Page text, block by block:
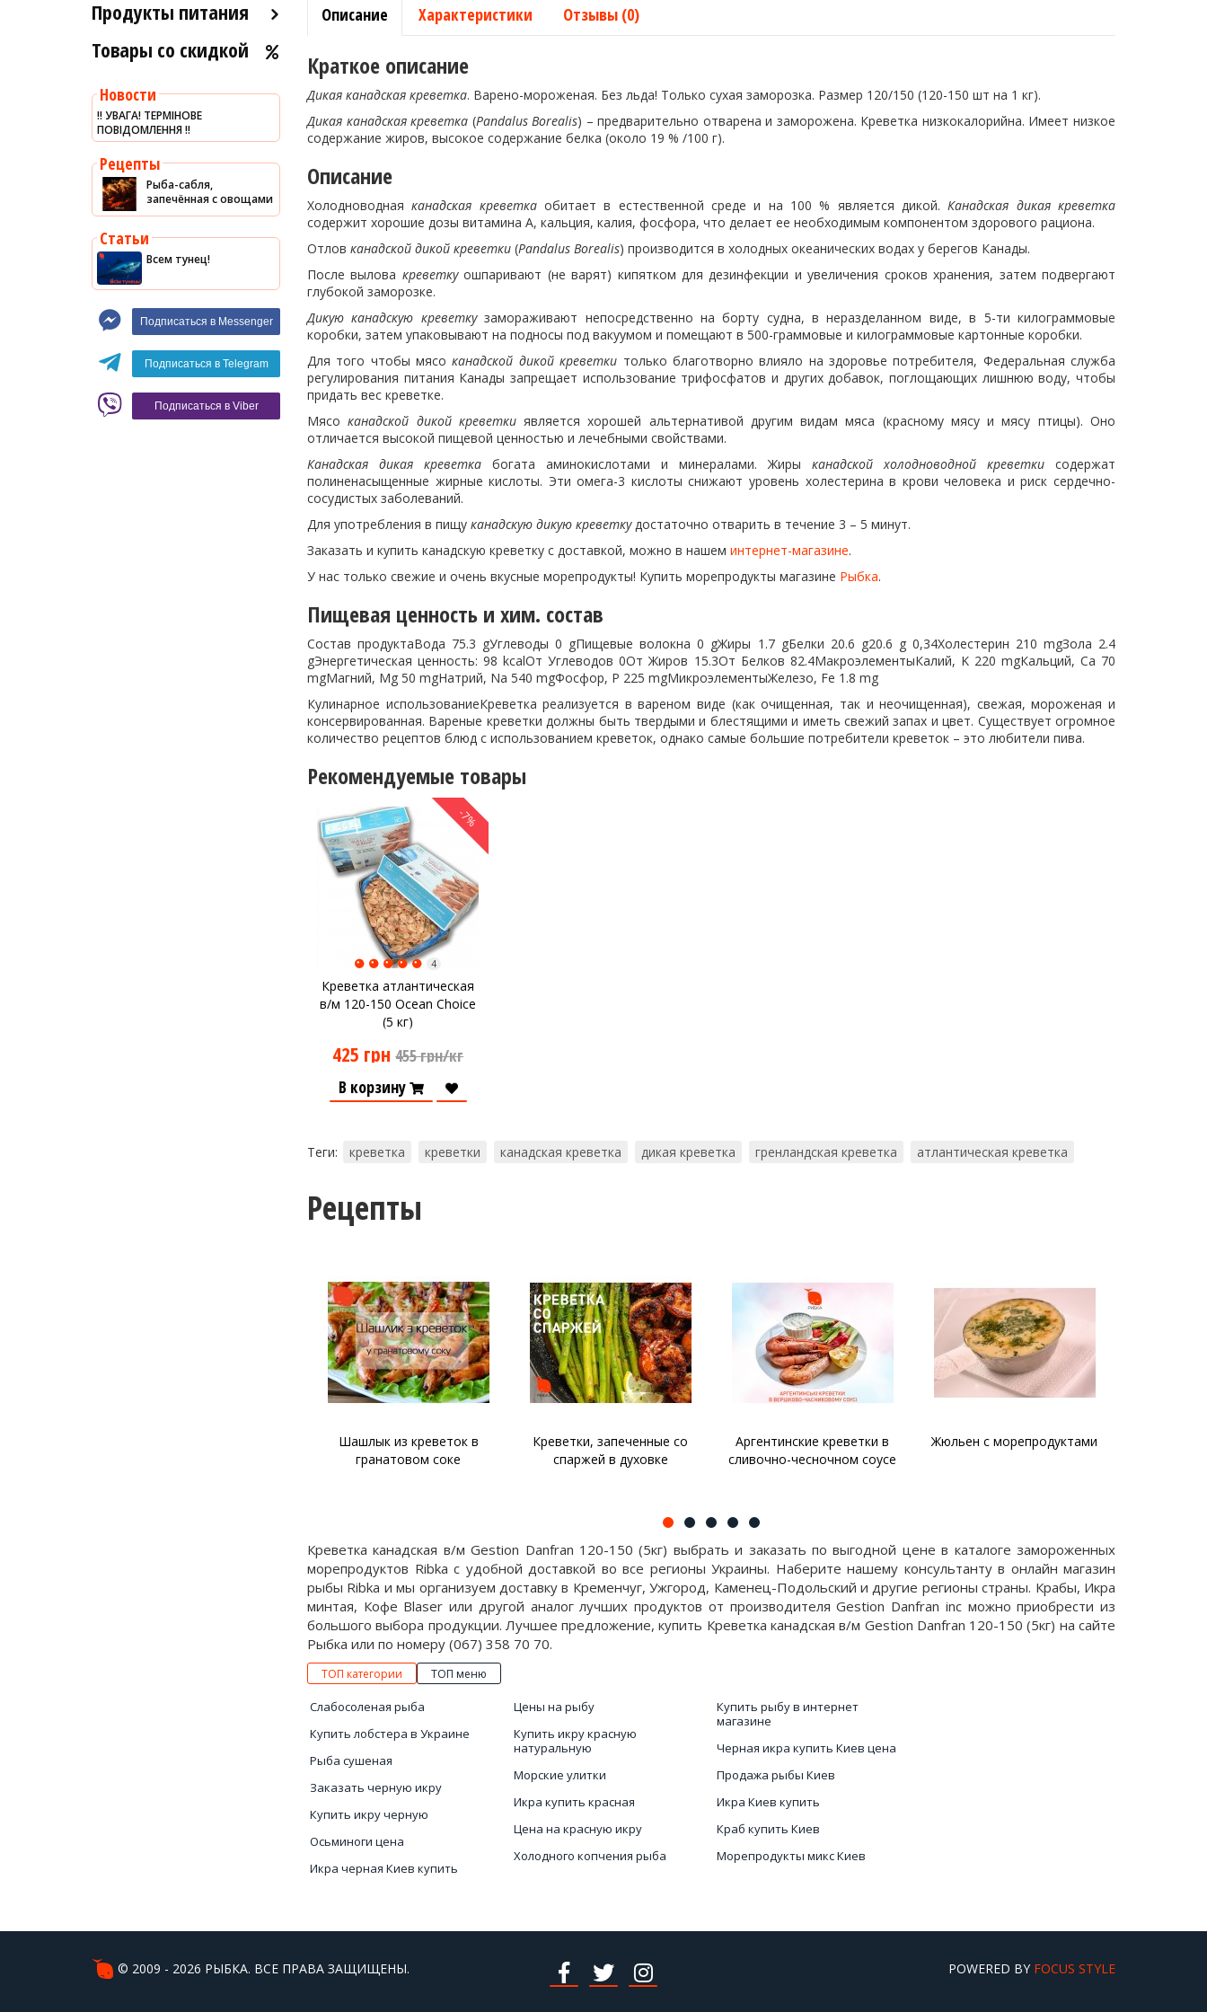
Продукты питания
Оливковое масло
Уксус
Сыры
Соусы
Сладости
Рис
Оливки
Мясные изделия
Вино
Белое вино
Красное вино
Кофе
Blaser
Товары со скидкой
Новости
‼️ УВАГА! ТЕРМІНОВЕ
ПОВІДОМЛЕННЯ ‼️
Рецепты
Рыба-сабля,
запечённая с овощами
Статьи
Всем тунец!
Подписаться в Messenger
Подписаться в Telegram
Подписаться в Viber
Описание Характеристики Отзывы (0)
Краткое описание
Дикая канадская креветка. Варено-мороженая. Без льда! Только сухая заморозка. Размер 120/150 (120-150 шт на 1 кг).
Дикая канадская креветка (Pandalus Borealis) – предварительно отварена и заморожена. Креветка низкокалорийна. Имеет низкое
содержание жиров, высокое содержание белка (около 19 % /100 г).
Описание
Холодноводнаяканадская креветкаобитает в естественной среде и на 100 % является дикой.Канадская дикая креветка
содержит хорошие дозы витамина А, кальция, калия, фосфора, что делает ее необходимым компонентом здорового рациона.
Отлов канадской дикой креветки (Pandalus Borealis) производится в холодных океанических водах у берегов Канады.
После вылова креветкуошпаривают (не варят) кипятком для дезинфекции и увеличения сроков хранения, затем подвергают
глубокой заморозке.
Дикую канадскую креветкузамораживают непосредственно на борту судна, в неразделанном виде, в 5-ти килограммовые
коробки, затем упаковывают на подносы под вакуумом и помещают в 500-граммовые и килограммовые картонные коробки.
Для того чтобы мясоканадской дикой креветки только благотворно влияло на здоровье потребителя, Федеральная служба
регулирования питания Канады запрещает использование трифосфатов и других добавок, поглощающих лишнюю воду, чтобы
придать вес креветке.
Мясоканадской дикой креветкиявляется хорошей альтернативой другим видам мяса (красному мясу и мясу птицы). Оно
отличается высокой пищевой ценностью и лечебными свойствами.
Канадская дикая креветка богата аминокислотами и минералами. Жиры канадской холодноводной креветки содержат
полиненасыщенные жирные кислоты. Эти омега-3 кислоты снижают уровень холестерина в крови человека и риск сердечно-
сосудистых заболеваний.
Для употребления в пищу канадскую дикую креветкудостаточно отварить в течение 3 – 5 минут.
Заказать и купить канадскую креветку с доставкой, можно в нашем интернет-магазине.
У нас только свежие и очень вкусные морепродукты! Купить морепродукты магазине Рыбка.
Пищевая ценность и хим. состав
Состав продуктаВода 75.3 gУглеводы 0 gПищевые волокна 0 gЖиры 1.7 gБелки 20.6 g20.6 g 0,34Холестерин 210 mgЗола 2.4
gЭнергетическая ценность: 98 kcalОт Углеводов 0От Жиров 15.3От Белков 82.4МакроэлементыКалий, K 220 mgКальций, Ca 70
mgМагний, Mg 50 mgНатрий, Na 540 mgФосфор, P 225 mgМикроэлементыЖелезо, Fe 1.8 mg
Кулинарное использованиеКреветка реализуется в вареном виде (как очищенная, так и неочищенная), свежая, мороженая и
консервированная. Вареные креветки должны быть твердыми и блестящими и иметь свежий запах и цвет. Существует огромное
количество рецептов блюд с использованием креветок, однако самые большие потребители креветок – это любители пива.
Рекомендуемые товары
-7%
Креветка атлантическая
в/м 120-150 Ocean Choice
(5 кг)
4
425 грн 455 грн/кг
В корзину
Теги: креветка креветки канадская креветка дикая креветка гренландская креветка атлантическая креветка
Рецепты
Креветки, запеченные со
спаржей в духовке
Аргентинские креветки в
сливочно-чесночном соусе
Жюльен с морепродуктами Суп «Дары моря»
Креветка канадская в/м Gestion Danfran 120-150 (5кг) выбрать и заказать по выгодной цене в каталоге замороженных
морепродуктов Ribka с удобной доставкой во все регионы Украины. Наберите нашему консультанту в онлайн магазин
рыбы Ribka и мы организуем доставку в Кременчуг, Ужгород, Каменец-Подольский и другие регионы страны. Крабы, Икра
минтая, Кофе Blaser или другой аналог лучших продуктов от производителя Gestion Danfran inc можно приобрести из
большого выбора продукции. Лучшее предложение, купить Креветка канадская в/м Gestion Danfran 120-150 (5кг) на сайте
Рыбка или по номеру (067) 358 70 70.
ТОП категории ТОП меню
Слабосоленая рыба
Купить лобстера в Украине
Рыба сушеная
Заказать черную икру
Купить икру черную
Осьминоги цена
Икра черная Киев купить
Цены на рыбу
Купить икру красную
натуральную
Морские улитки
Икра купить красная
Цена на красную икру
Холодного копчения рыба
Купить рыбу в интернет
магазине
Черная икра купить Киев цена
Продажа рыбы Киев
Икра Киев купить
Краб купить Киев
Морепродукты микс Киев
© 2009 - 2026 РЫБКА. ВСЕ ПРАВА ЗАЩИЩЕНЫ. POWERED BY FOCUS STYLE